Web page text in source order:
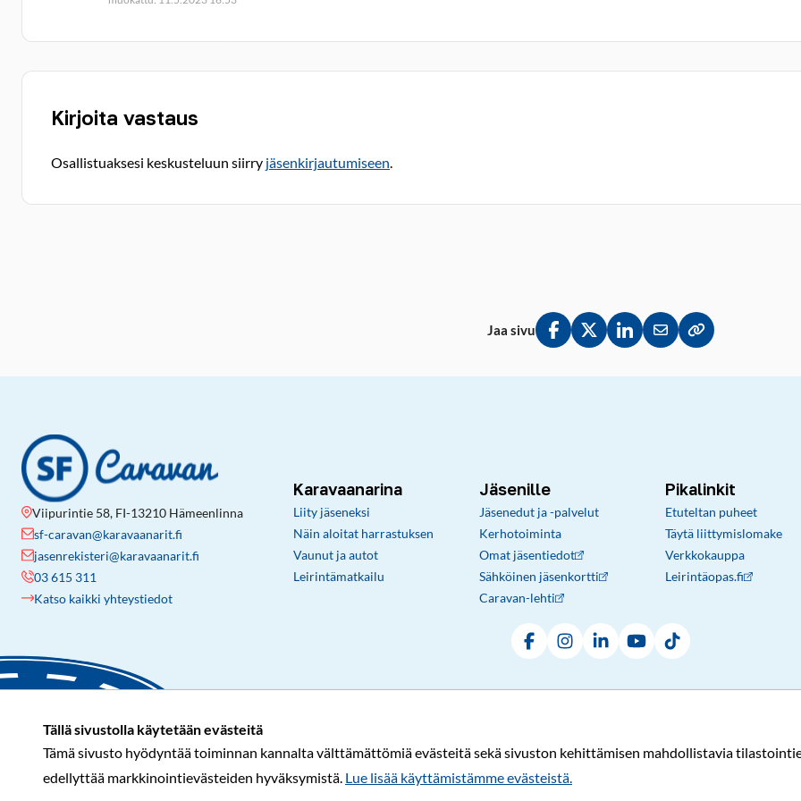
Tällä sivustolla käytetään evästeitä
Tämä sivusto hyödyntää toiminnan kannalta välttämättömiä evästeitä sekä sivuston kehittämisen mahdollistavia
edellyttää markkinointievästeiden hyväksymistä. Lue lisää käyttämistämme evästeistä.​​​​​​
Kirjoita vastaus
Osallistuaksesi keskusteluun siirry jäsenkirjautumiseen.
Jaa sivu
Jaa Facebookissa
Jaa Twitterissä
Jaa LinkedInissä
Jaa sähköpostitse
Kopioi linkki
Viipurintie 58, FI-13210 Hämeenlinna
sf-caravan@karavaanarit.fi
jasenrekisteri@karavaanarit.fi
03 615 311
Katso kaikki yhteystiedot
Karavaanarina
Liity jäseneksi
Näin aloitat harrastuksen
Vaunut ja autot
Leirintämatkailu
Jäsenille
Jäsenedut ja -palvelut
Kerhotoiminta
Omat jäsentiedot
Sähköinen jäsenkortti
Caravan-lehti
Pikalinkit
Etuteltan puheet
Täytä liittymislomake
Verkkokauppa
Leirintäopas.fi
FacebookInstagramLinkedInYouTubeTikTok
© Karavaanarit 2026